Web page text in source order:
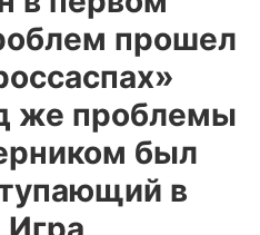
прошел
же проблемы
был
в